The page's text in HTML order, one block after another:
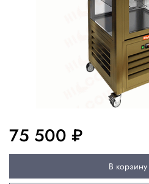
75 500 ₽
В корзину